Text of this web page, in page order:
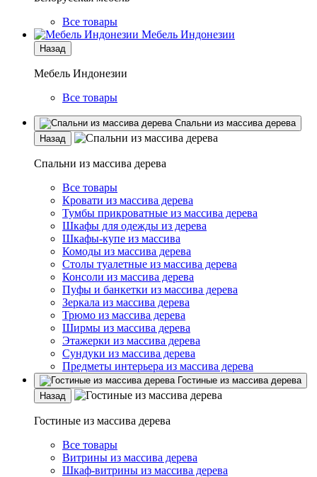
Все товары
Мебель Индонезии
Назад
Мебель Индонезии
Все товары
Спальни из массива дерева
Назад
Спальни из массива дерева
Все товары
Кровати из массива дерева
Тумбы прикроватные из массива дерева
Шкафы для одежды из дерева
Шкафы-купе из массива
Комоды из массива дерева
Столы туалетные из массива дерева
Консоли из массива дерева
Пуфы и банкетки из массива дерева
Зеркала из массива дерева
Трюмо из массива дерева
Ширмы из массива дерева
Этажерки из массива дерева
Сундуки из массива дерева
Предметы интерьера из массива дерева
Гостиные из массива дерева
Назад
Гостиные из массива дерева
Все товары
Витрины из массива дерева
Шкаф-витрины из массива дерева